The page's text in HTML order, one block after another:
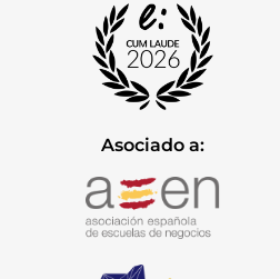
Asociado a: